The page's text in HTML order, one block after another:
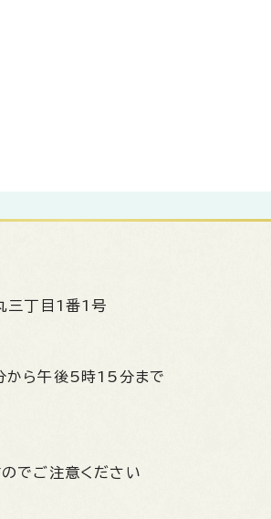
三丁目1番1号
ら午後5時15分まで
でご注意ください